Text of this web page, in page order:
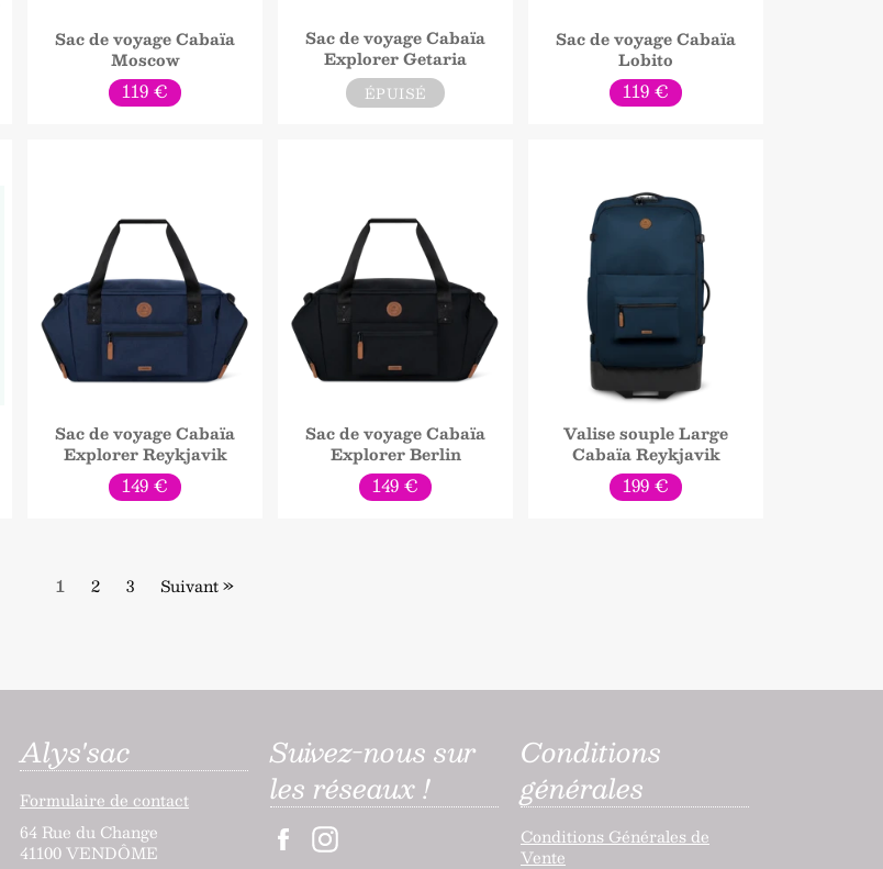
Sac de voyage Cabaïa
Moscow
Prix
normal
119 €
Sac de voyage Cabaïa
Explorer Getaria
ÉPUISÉ
Sac de voyage Cabaïa
Lobito
Prix
normal
119 €
Sac de voyage Cabaïa
Explorer Reykjavik
Prix
normal
149 €
Sac de voyage Cabaïa
Explorer Berlin
Prix
normal
149 €
Valise souple Large
Cabaïa Reykjavik
Prix
normal
199 €
1 2 3 Suivant »
Alys'sac
Formulaire de contact
64 Rue du Change
41100 VENDÔME
Suivez-nous sur
les réseaux !
Facebook
Conditions
générales
Conditions Générales de
Vente